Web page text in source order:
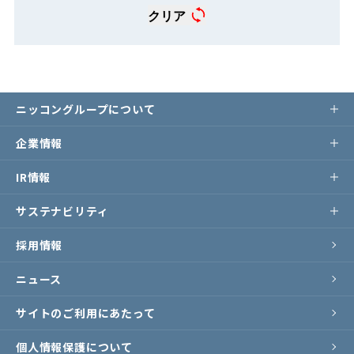
クリア
ニッコングループについて
企業情報
IR情報
サステナビリティ
採用情報
ニュース
サイトのご利用にあたって
個人情報保護について